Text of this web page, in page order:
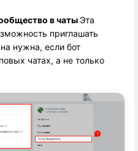
в чаты Эта
приглашать
нужна, если бот
чатах, а не только